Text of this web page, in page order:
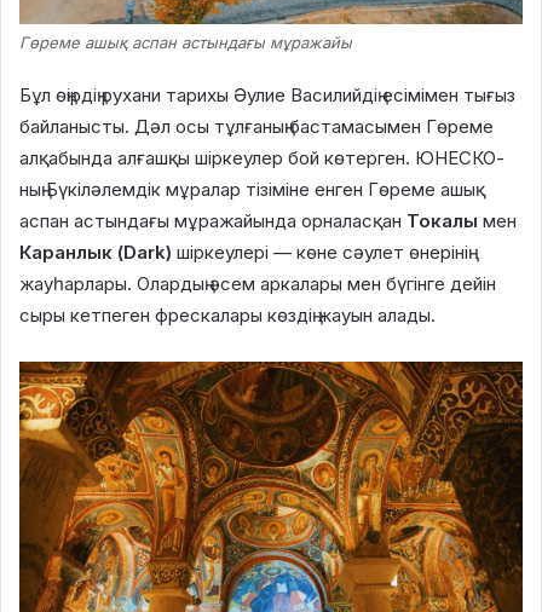
Гөреме ашықаспан астындағы мұражайы
Бұл өңірдің рухани тарихы Әулие Василийдің есімімен тығыз
байланысты. Дәл осы тұлғаның бастамасымен Гөреме
алқабында алғашқы шіркеулер бой көтерген. ЮНЕСКО-
ның Бүкіләлемдік мұралар тізіміне енген Гөреме ашық
аспан астындағы мұражайында орналасқан Токалы мен
Каранлык (Dark) шіркеулері — көне сәулет өнерінің
жауһарлары. Олардың әсем аркалары мен бүгінге дейін
сыры кетпеген фрескалары көздің жауын алады.